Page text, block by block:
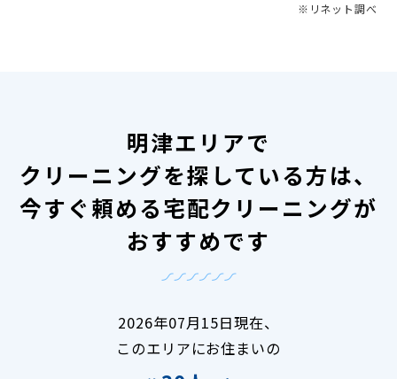
※リネット調べ
明津エリアで
クリーニングを探している方は、
今すぐ頼める宅配クリーニングが
おすすめです
2026年07月15日現在、
このエリアにお住まいの